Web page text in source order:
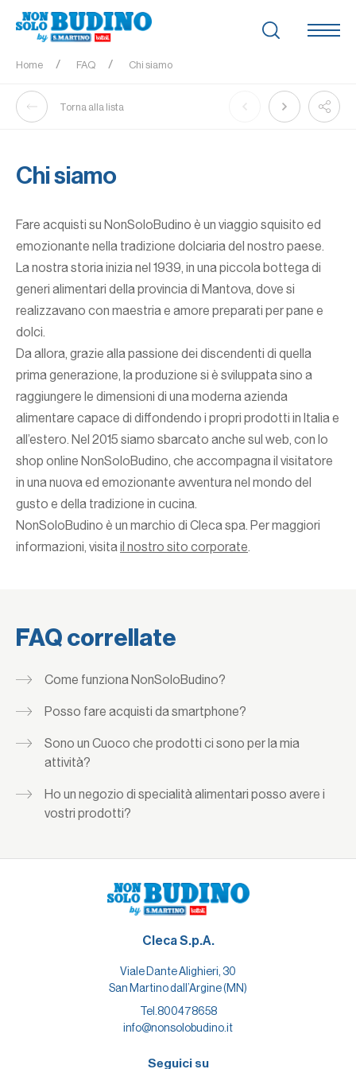
Home FAQ Chi siamo
Torna alla lista
Chi siamo
Fare acquisti su NonSoloBudino è un viaggio squisito ed
emozionante nella tradizione dolciaria del nostro paese.
La nostra storia inizia nel 1939, in una piccola bottega di
generi alimentari della provincia di Mantova, dove si
realizzavano con maestria e amore preparati per pane e
dolci.
Da allora, grazie alla passione dei discendenti di quella
prima generazione, la produzione si è sviluppata sino a
raggiungere le dimensioni di una moderna azienda
alimentare capace di diffondendo i propri prodotti in Italia e
all’estero. Nel 2015 siamo sbarcato anche sul web, con lo
shop online NonSoloBudino, che accompagna il visitatore
in una nuova ed emozionante avventura nel mondo del
gusto e della tradizione in cucina.
NonSoloBudino è un marchio di Cleca spa. Per maggiori
informazioni, visitail nostro sito corporate.
FAQ correllate
Come funziona NonSoloBudino?
Posso fare acquisti da smartphone?
Sono un Cuoco che prodotti ci sono per la mia
attività?
Ho un negozio di specialità alimentari posso avere i
vostri prodotti?
Cleca S.p.A.
Viale Dante Alighieri, 30
San Martino dall’Argine (MN)
Tel. 800478658
info@nonsolobudino.it
Seguici su